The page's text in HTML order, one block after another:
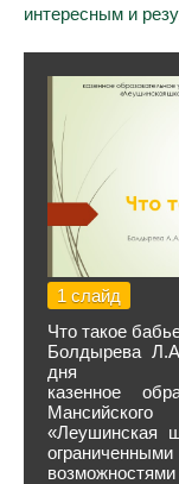
интересным и
1 слайд
Что такое
Болдырева
дня
казенное
«Леушинская
ограниченными